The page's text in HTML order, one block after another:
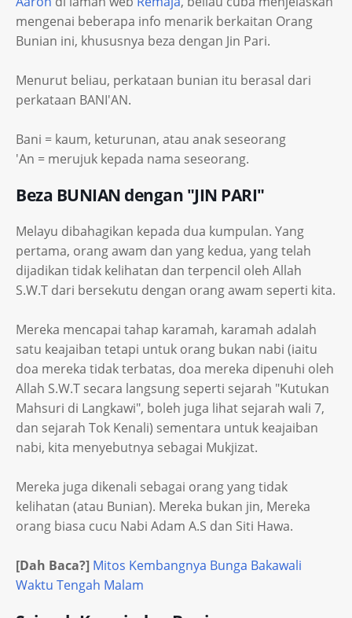
mengenai beberapa info menarik berkaitan Orang
Bunian ini, khususnya beza dengan Jin Pari.
Menurut beliau, perkataan bunian itu berasal dari
perkataan BANI'AN.
Bani = kaum, keturunan, atau anak seseorang
'An = merujuk kepada nama seseorang.
Beza BUNIAN dengan "JIN PARI"
Melayu dibahagikan kepada dua kumpulan. Yang
pertama, orang awam dan yang kedua, yang telah
dijadikan tidak kelihatan dan terpencil oleh Allah
S.W.T dari bersekutu dengan orang awam seperti kita.
Mereka mencapai tahap karamah, karamah adalah
satu keajaiban tetapi untuk orang bukan nabi (iaitu
doa mereka tidak terbatas, doa mereka dipenuhi oleh
Allah S.W.T secara langsung seperti sejarah "Kutukan
Mahsuri di Langkawi", boleh juga lihat sejarah wali 7,
dan sejarah Tok Kenali) sementara untuk keajaiban
nabi, kita menyebutnya sebagai Mukjizat.
Mereka juga dikenali sebagai orang yang tidak
kelihatan (atau Bunian). Mereka bukan jin, Mereka
orang biasa cucu Nabi Adam A.S dan Siti Hawa.
[Dah Baca?] Mitos Kembangnya Bunga Bakawali
Waktu Tengah Malam